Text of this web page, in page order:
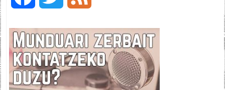
c
e
i
t
e
d